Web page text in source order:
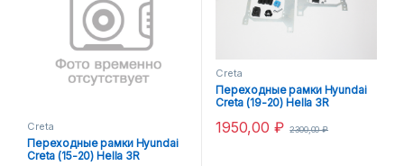
Creta
Переходные рамки Hyundai
Creta (15-20) Hella 3R
Creta
Переходные рамки Hyundai
Creta (19-20) Hella 3R
1950,00 ₽ 2300,00₽